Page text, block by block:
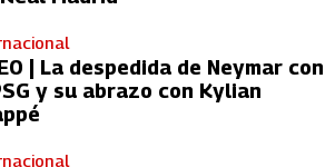
| La despedida de Neymar con
y su abrazo con Kylian